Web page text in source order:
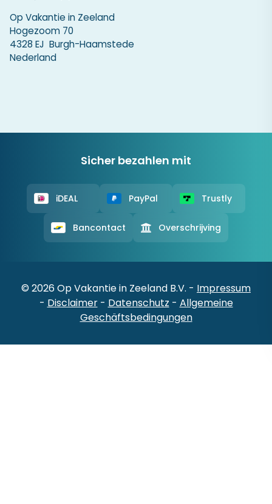
Op Vakantie in Zeeland
Hogezoom 70
4328 EJ Burgh-Haamstede
Nederland
Sicher bezahlen mit
iDEAL PayPal Trustly
Bancontact Overschrijving
© 2026 Op Vakantie in Zeeland B.V. - Impressum
- Disclaimer- Datenschutz - Allgemeine
Geschäftsbedingungen